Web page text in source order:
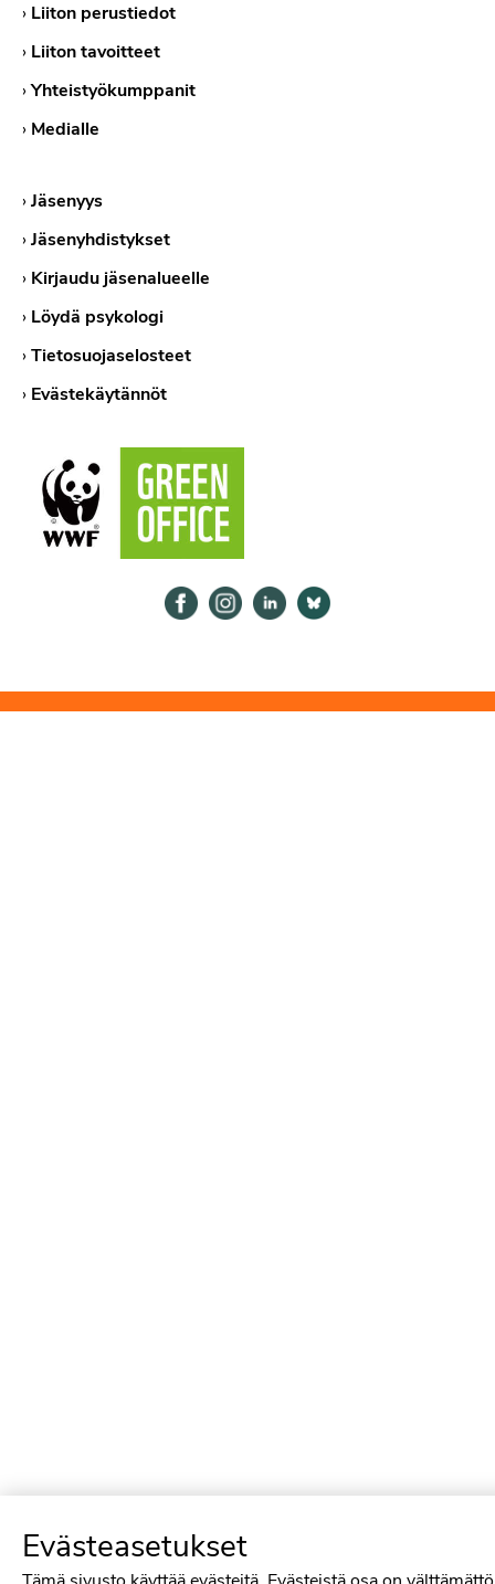
› Liiton perustiedot
› Liiton tavoitteet
›Yhteistyökumppanit
› Medialle
›Jäsenyys
›Jäsenyhdistykset
› Kirjaudu jäsenalueelle
› Löydä psykologi
›Tietosuojaselosteet
› Evästekäytännöt
Evästeasetukset